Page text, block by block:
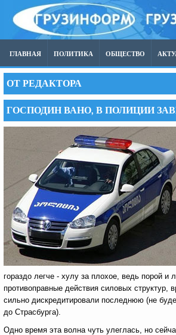
ГЛАВНАЯ ПОЛИТИКА ОБЩЕСТВО
ОТ РЕДАКТОРА
ГОСПОДИН ВАНО, В ПОЛИЦИИ
гораздо легче - хулу за плохое, ведь порой
противоправные действия силовых структур,
сильно дискредитировали последнюю (не
до Страсбурга).
Одно время эта волна чуть улеглась, но